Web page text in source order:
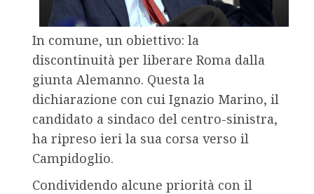
In comune, un obiettivo: la
discontinuità per liberare Roma dalla
giunta Alemanno. Questa la
dichiarazione con cui Ignazio Marino, il
candidato a sindaco del centro-sinistra,
ha ripreso ieri la sua corsa verso il
Campidoglio.
Condividendo alcune priorità con il